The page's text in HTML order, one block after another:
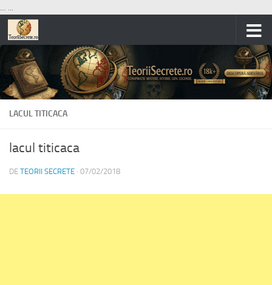
... ...
Skip to content
LACUL TITICACA
lacul titicaca
DE TEORII SECRETE · 07/02/2018